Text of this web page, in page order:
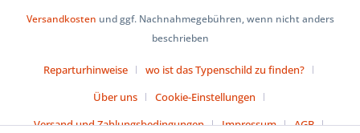
Versandkosten und ggf. Nachnahmegebühren, wenn nicht anders
beschrieben
Reparturhinweise
wo ist das Typenschild zu finden?
Über uns
Cookie-Einstellungen
Versand und Zahlungsbedingungen
Impressum
AGB